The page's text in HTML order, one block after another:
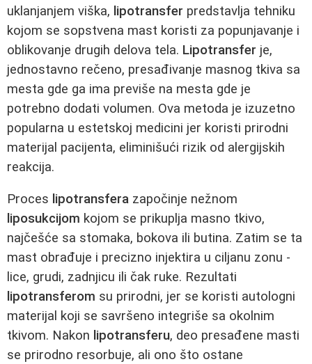
uklanjanjem viška, lipotransfer predstavlja tehniku
kojom se sopstvena mast koristi za popunjavanje i
oblikovanje drugih delova tela. Lipotransfer je,
jednostavno rečeno, presađivanje masnog tkiva sa
mesta gde ga ima previše na mesta gde je
potrebno dodati volumen. Ova metoda je izuzetno
popularna u estetskoj medicini jer koristi prirodni
materijal pacijenta, eliminišući rizik od alergijskih
reakcija.
Proces lipotransfera započinje nežnom
liposukcijom kojom se prikuplja masno tkivo,
najčešće sa stomaka, bokova ili butina. Zatim se ta
mast obrađuje i precizno injektira u ciljanu zonu -
lice, grudi, zadnjicu ili čak ruke. Rezultati
lipotransferom su prirodni, jer se koristi autologni
materijal koji se savršeno integriše sa okolnim
tkivom. Nakon lipotransferu, deo presađene masti
se prirodno resorbuje, ali ono što ostane